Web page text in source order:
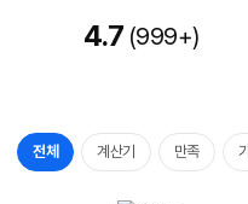
4.7 999+
전체 계산기 만족